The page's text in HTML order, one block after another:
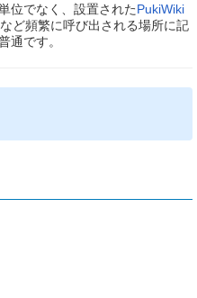
位でなく、設置されたPukiWiki
など頻繁に呼び出される場所に記
通です。